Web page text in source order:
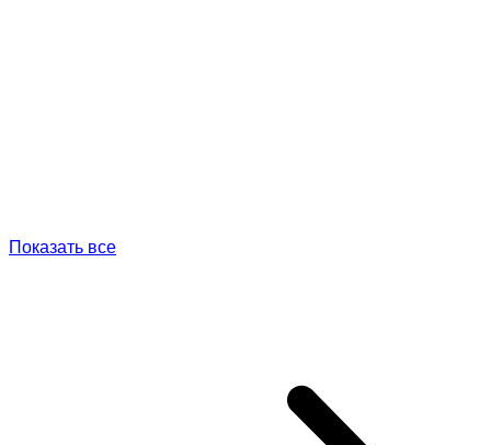
Показать все